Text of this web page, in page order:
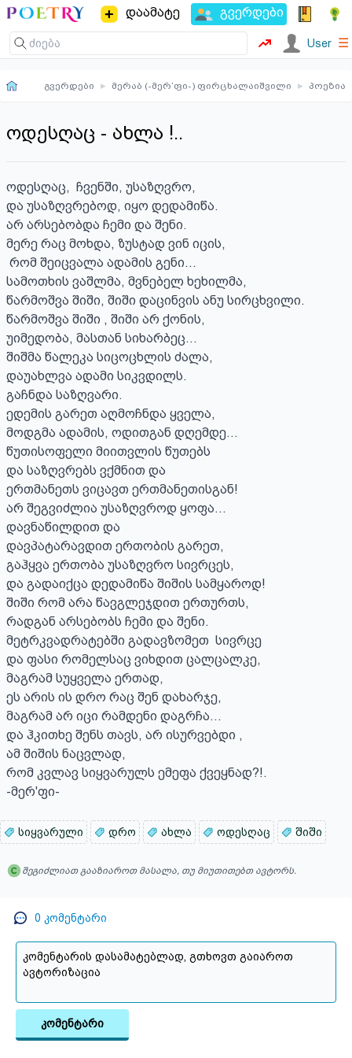
დაამატე გვერდები
User ☰
გვერდები ▸ მერაბ (-მერ’ფი-) ფირცხალაიშვილი ▸ პოეზია
ოდესღაც - ახლა !..
ოდესღაც,  ჩვენში, უსაზღვრო,
და უსაზღვრებოდ, იყო დედამიწა.
არ არსებობდა ჩემი და შენი.
მერე რაც მოხდა, ზუსტად ვინ იცის,
სამოთხის ვაშლმა, მვნებელ ხეხილმა,
წარმოშვა შიში, შიში დაცინვის ანუ სირცხვილი.
წარმოშვა შიში , შიში არ ქონის,
უიმედობა, მასთან სიხარბეც...
შიშმა წალეკა სიცოცხლის ძალა,
დაუახლვა ადამი სიკვდილს.
გაჩნდა საზღვარი.
ედემის გარეთ აღმოჩნდა ყველა,
მოდგმა ადამის, ოდითგან დღემდე...
წუთისოფელი მიითვლის წუთებს
და საზღვრებს ვქმნით და
ერთმანეთს ვიცავთ ერთმანეთისგან!
არ შეგვიძლია უსაზღვროდ ყოფა...
დავნაწილდით და
დავპატარავდით ერთობის გარეთ,
გაჰყვა ერთობა უსაზღვრო სივრცეს,
და გადაიქცა დედამიწა შიშის სამყაროდ!
შიში რომ არა წავგლეჯდით ერთურთს,
რადგან არსებობს ჩემი და შენი.
მეტრკვადრატებში გადავზომეთ  სივრცე
და ფასი რომელსაც ვიხდით ცალცალკე,
მაგრამ სუყველა ერთად,
ეს არის ის დრო რაც შენ დახარჯე,
მაგრამ არ იცი რამდენი დაგრჩა...
და ჰკითხე შენს თავს, არ ისურვებდი ,
ამ შიშის ნაცვლად,
რომ კვლავ სიყვარულს ემეფა ქვეყნად?!.
-მერ'ფი-
სიყვარული დრო ახლა ოდესღაც შიში
შეგიძლიათ გააზიაროთ მასალა, თუ მიუთითებთ ავტორს.
0 კომენტარი
კომენტარი